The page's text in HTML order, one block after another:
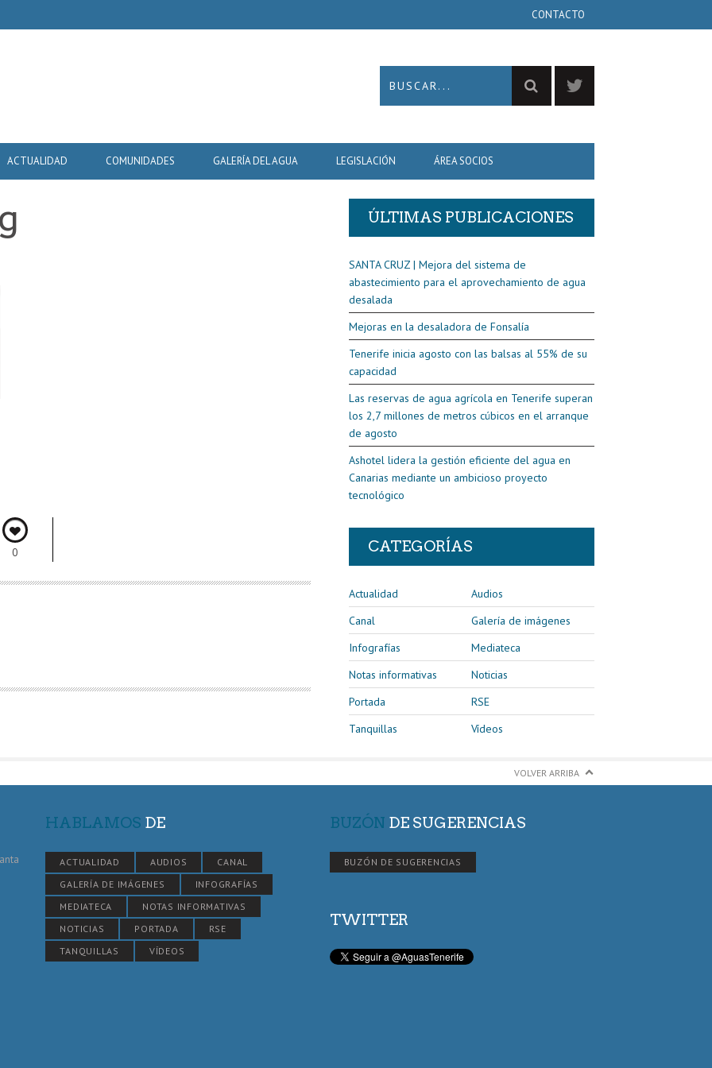
CONTACTO
ACTUALIDAD COMUNIDADES GALERÍA DEL AGUA LEGISLACIÓN ÁREA SOCIOS
0
ÚLTIMAS PUBLICACIONES
SANTA CRUZ | Mejora del sistema de
abastecimiento para el aprovechamiento de agua
desalada
Mejoras en la desaladora de Fonsalía
Tenerife inicia agosto con las balsas al 55% de su
capacidad
Las reservas de agua agrícola en Tenerife superan
los 2,7 millones de metros cúbicos en el arranque
de agosto
Ashotel lidera la gestión eficiente del agua en
Canarias mediante un ambicioso proyecto
tecnológico
CATEGORÍAS
Actualidad
Audios
Canal
Galería de imágenes
Infografías
Mediateca
Notas informativas
Noticias
Portada
RSE
Tanquillas
Vídeos
VOLVER ARRIBA
HABLAMOS DE
ACTUALIDAD AUDIOS
CANAL
GALERÍA DE IMÁGENES
INFOGRAFÍAS
MEDIATECA
NOTAS INFORMATIVAS
NOTICIAS
PORTADA
RSE
TANQUILLAS
VÍDEOS
BUZÓN DE SUGERENCIAS
BUZÓN DE SUGERENCIAS
TWITTER